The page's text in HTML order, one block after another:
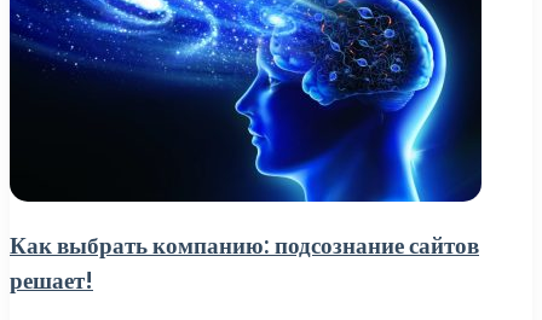
Как выбрать компанию: подсознание сайтов
решает!